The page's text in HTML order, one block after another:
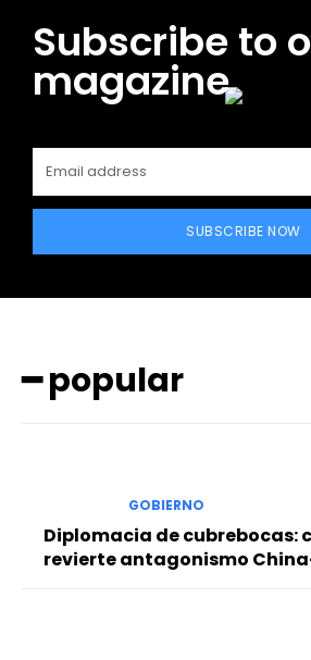
Subscribe to
magazine
SUBSCRIBE NOW
━ popular
GOBIERNO
Diplomacia de cubrebocas:
revierte antagonismo